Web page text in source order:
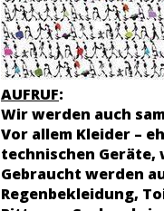
AUFRUF:
Wir werden auch
Vor allem Kleider –
technischen Geräte,
Gebraucht werden
Regenbekleidung,